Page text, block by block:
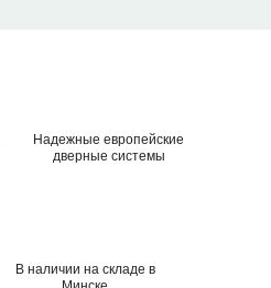
Надежные европейские
дверные системы
В наличии на складе в